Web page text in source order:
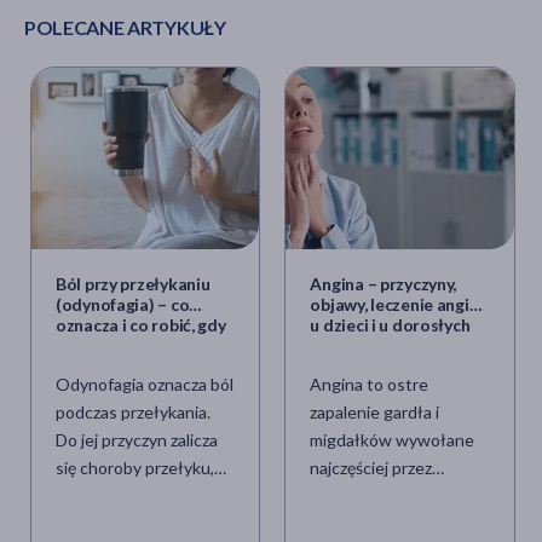
POLECANE ARTYKUŁY
Ból przy przełykaniu
(odynofagia) – co
oznacza i co robić, gdy
Odynofagia oznacza ból
podczas przełykania.
Do jej przyczyn zalicza
się choroby przełyku,
Angina – przyczyny,
objawy, leczenie anginy
u dzieci i u dorosłych
Angina to ostre
zapalenie gardła i
migdałków wywołane
najczęściej przez